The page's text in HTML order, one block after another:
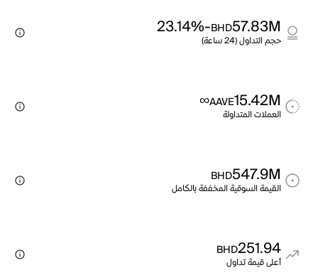
57.83M
BHD
-23.14%
حجم التداول (24 ساعة)
15.42M
AAVE
∞
العملات المتداولة
547.9M
BHD
القيمة السوقية المخففة بالكامل
251.94
BHD
أعلى قيمة تداول